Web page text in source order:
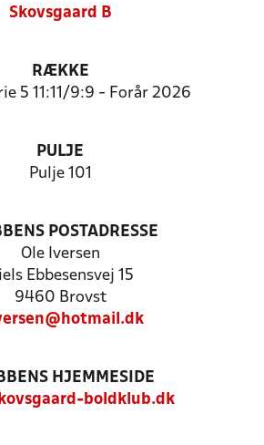
Skovsgaard B
RÆKKE
5 11:11/9:9 - Forår 2026
PULJE
Pulje 101
POSTADRESSE
Ole Iversen
Ebbesensvej 15
9460 Brovst
HJEMMESIDE
boldklub.dk